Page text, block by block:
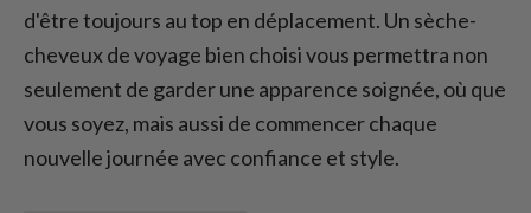
d'être toujours au top en déplacement. Un sèche-
cheveux de voyage bien choisi vous permettra non
seulement de garder une apparence soignée, où que
vous soyez, mais aussi de commencer chaque
nouvelle journée avec confiance et style.